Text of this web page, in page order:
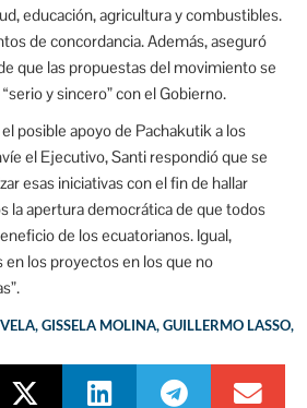
educación, agricultura y combustibles.
de concordancia. Además, aseguró
que las propuestas del movimiento se
y sincero” con el Gobierno.
posible apoyo de Pachakutik a los
el Ejecutivo, Santi respondió que se
esas iniciativas con el fin de hallar
la apertura democrática de que todos
de los ecuatorianos. Igual,
los proyectos en los que no
,GISSELA MOLINA,GUILLERMO LASSO,